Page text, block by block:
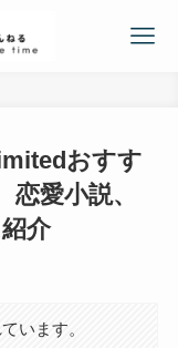
おすす
愛小説、
介
います。